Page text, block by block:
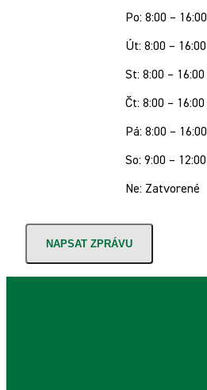
Po: 8:00 – 16:00
Út: 8:00 – 16:00
St: 8:00 – 16:00
Čt: 8:00 – 16:00
Pá: 8:00 – 16:00
So: 9:00 – 12:00
Ne: Zatvorené
NAPSAT ZPRÁVU